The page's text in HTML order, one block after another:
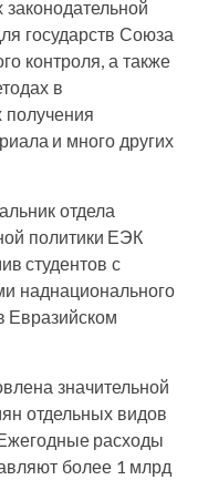
законодательной
государств Союза
контроля, а также
в
получения
и много других
отдела
политики ЕЭК
студентов с
наднационального
Евразийском
значительной
отдельных видов
расходы
более 1 млрд